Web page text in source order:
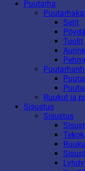
Puutarha
Setit
Tuolit
Ruukut ja
Sisustus
Sisustus